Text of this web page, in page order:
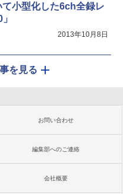
小型化した6ch全録レ
2013年10月8日
を見る
お問い合わせ
編集部へのご連絡
会社概要